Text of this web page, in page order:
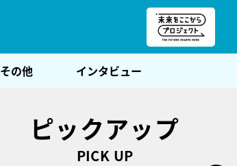
その他 インタビュー
ピックアップ
PICK UP